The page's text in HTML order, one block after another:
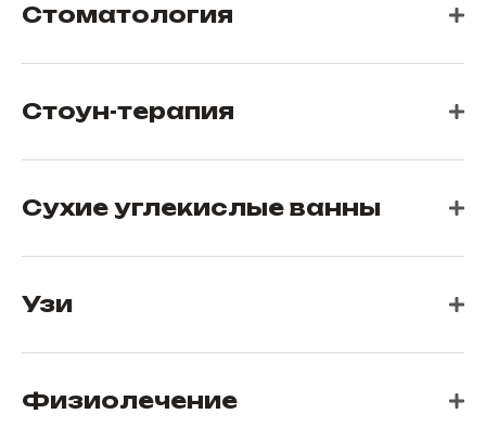
Стоматология
Стоун-терапия
Сухие углекислые ванны
Узи
Физиолечение